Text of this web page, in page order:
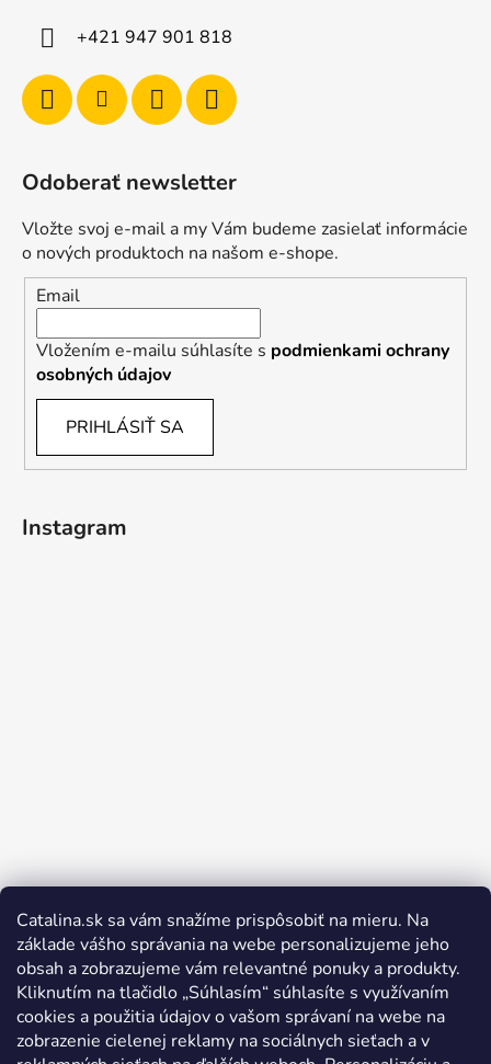
Catalina.sk sa vám snažíme prispôsobiť na mieru. Na
základe vášho správania na webe personalizujeme jeho
obsah a zobrazujeme vám relevantné ponuky a produkty.
Kliknutím na tlačidlo „Súhlasím“ súhlasíte s využívaním
cookies a použitia údajov o vašom správaní na webe na
zobrazenie cielenej reklamy na sociálnych sieťach a v
+421 947 901 818
Odoberať newsletter
Vložte svoj e-mail a my Vám budeme zasielať informácie
o nových produktoch na našom e-shope.
Email
Vložením e-mailu súhlasíte s podmienkami ochrany
osobných údajov
PRIHLÁSIŤ SA
Instagram
Sledovať na Instagrame